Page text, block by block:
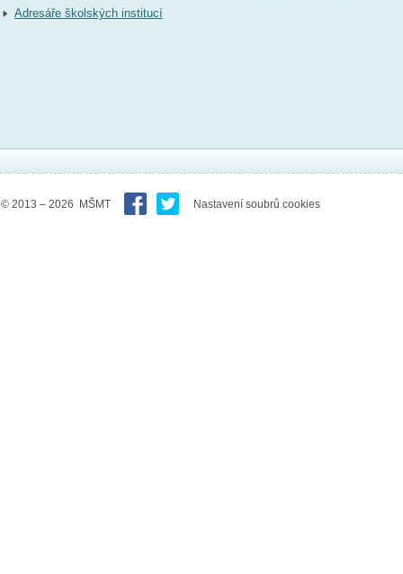
Adresáře školských institucí
© 2013 – 2026 MŠMT Nastavení soubrů cookies